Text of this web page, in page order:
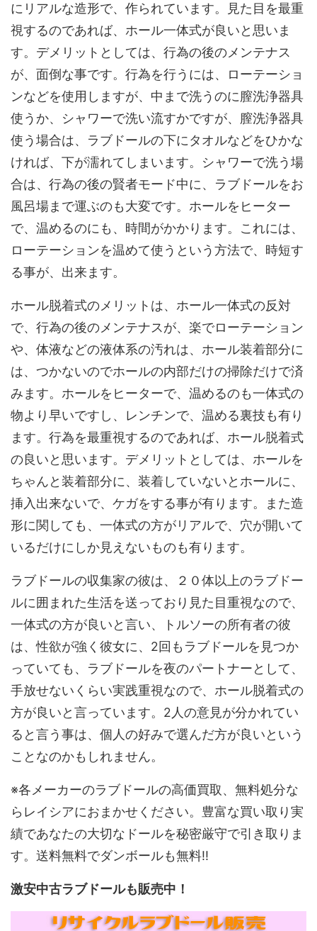
にリアルな造形で、作られています。見た目を最重
視するのであれば、ホール一体式が良いと思いま
す。デメリットとしては、行為の後のメンテナス
が、面倒な事です。行為を行うには、ローテーショ
ンなどを使用しますが、中まで洗うのに膣洗浄器具
使うか、シャワーで洗い流すかですが、膣洗浄器具
使う場合は、ラブドールの下にタオルなどをひかな
ければ、下が濡れてしまいます。シャワーで洗う場
合は、行為の後の賢者モード中に、ラブドールをお
風呂場まで運ぶのも大変です。ホールをヒーター
で、温めるのにも、時間がかかります。これには、
ローテーションを温めて使うという方法で、時短す
る事が、出来ます。
ホール脱着式のメリットは、ホール一体式の反対
で、行為の後のメンテナスが、楽でローテーション
や、体液などの液体系の汚れは、ホール装着部分に
は、つかないのでホールの内部だけの掃除だけで済
みます。ホールをヒーターで、温めるのも一体式の
物より早いですし、レンチンで、温める裏技も有り
ます。行為を最重視するのであれば、ホール脱着式
の良いと思います。デメリットとしては、ホールを
ちゃんと装着部分に、装着していないとホールに、
挿入出来ないで、ケガをする事が有ります。また造
形に関しても、一体式の方がリアルで、穴が開いて
いるだけにしか見えないものも有ります。
ラブドールの収集家の彼は、２０体以上のラブドー
ルに囲まれた生活を送っており見た目重視なので、
一体式の方が良いと言い、トルソーの所有者の彼
は、性欲が強く彼女に、2回もラブドールを見つか
っていても、ラブドールを夜のパートナーとして、
手放せないくらい実践重視なので、ホール脱着式の
方が良いと言っています。2人の意見が分かれてい
ると言う事は、個人の好みで選んだ方が良いという
ことなのかもしれません。
※各メーカーのラブドールの高価買取、無料処分な
らレイシアにおまかせください。豊富な買い取り実
績であなたの大切なドールを秘密厳守で引き取りま
す。送料無料でダンボールも無料!!
激安中古ラブドールも販売中！